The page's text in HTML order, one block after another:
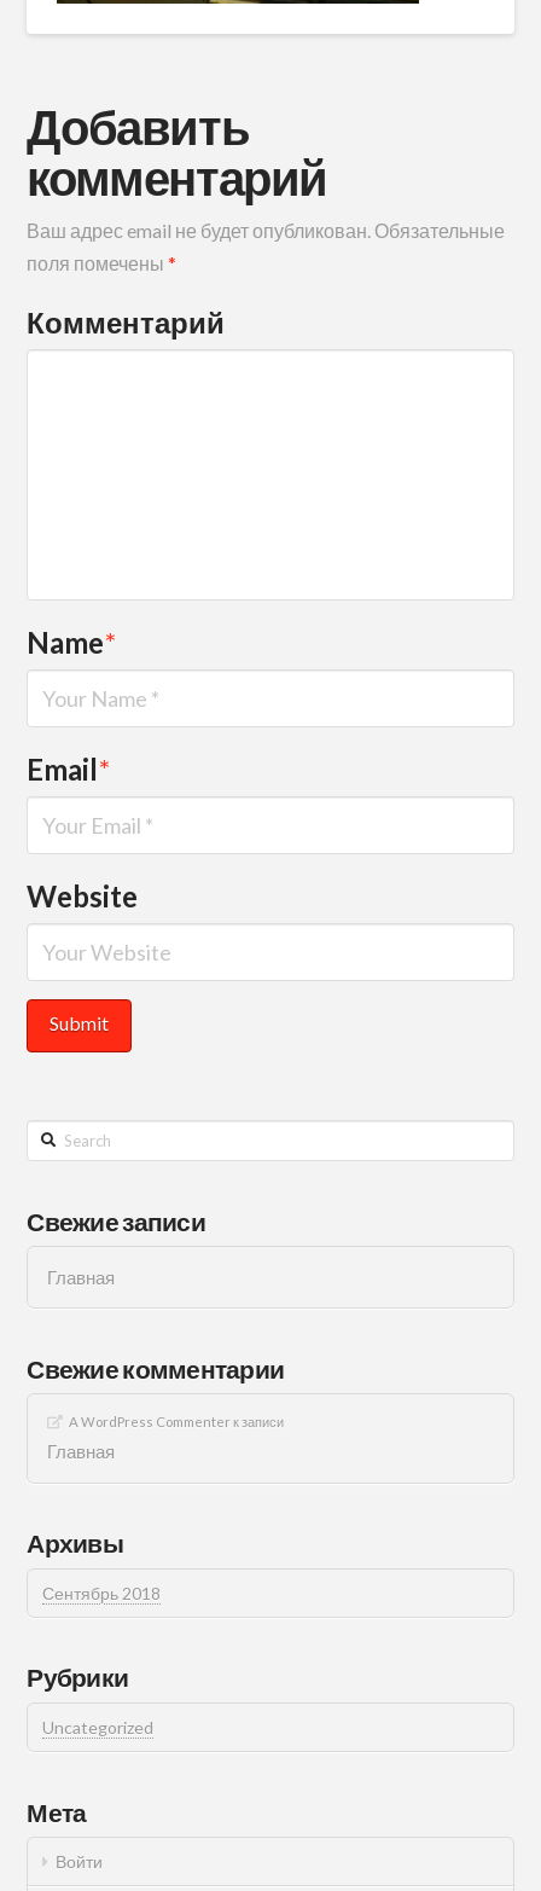
Добавить
комментарий
Ваш адрес email не будет опубликован. Обязательные
поля помечены*
Комментарий
Name*
Email*
Website
Search
Свежие записи
Главная
Свежие комментарии
A WordPress Commenterк записи
Главная
Архивы
Сентябрь 2018
Рубрики
Uncategorized
Мета
Войти